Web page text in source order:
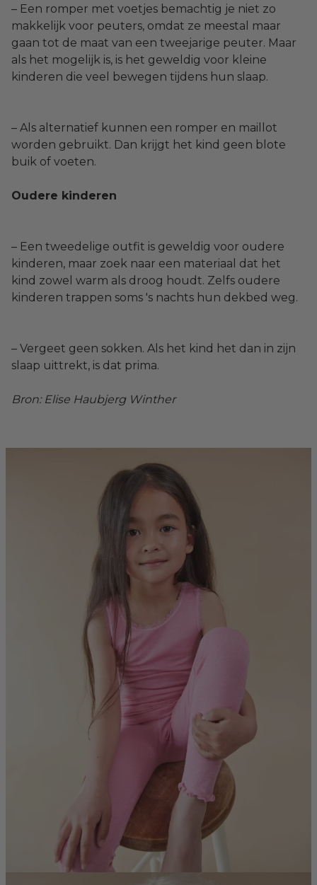
– Een romper met voetjes bemachtig je niet zo
makkelijk voor peuters, omdat ze meestal maar
gaan tot de maat van een tweejarige peuter. Maar
als het mogelijk is, is het geweldig voor kleine
kinderen die veel bewegen tijdens hun slaap.
– Als alternatief kunnen een romper en maillot
worden gebruikt. Dan krijgt het kind geen blote
buik of voeten.
Oudere kinderen
– Een tweedelige outfit is geweldig voor oudere
kinderen, maar zoek naar een materiaal dat het
kind zowel warm als droog houdt. Zelfs oudere
kinderen trappen soms 's nachts hun dekbed weg.
– Vergeet geen sokken. Als het kind het dan in zijn
slaap uittrekt, is dat prima.
Bron: Elise Haubjerg Winther